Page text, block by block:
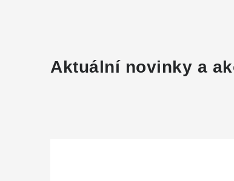
Aktuální novinky a